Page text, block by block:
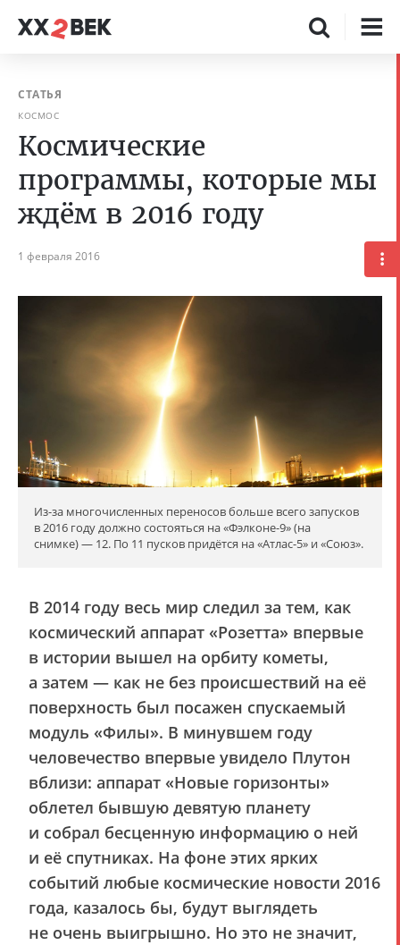
СТАТЬЯ
КОСМОС
Космические
программы, которые мы
ждём в 2016 году
1 февраля 2016
Из-за многочисленных переносов больше всего запусков
в 2016 году должно состояться на «Фэлконе-9» (на
снимке) — 12. По 11 пусков придётся на «Атлас-5» и «Союз».
В 2014 году весь мир следил за тем, как
космический аппарат «Розетта» впервые
в истории вышел на орбиту кометы,
а затем — как не без происшествий на её
поверхность был посажен спускаемый
модуль «Филы». В минувшем году
человечество впервые увидело Плутон
вблизи: аппарат «Новые горизонты»
облетел бывшую девятую планету
и собрал бесценную информацию о ней
и её спутниках. На фоне этих ярких
событий любые космические новости 2016
года, казалось бы, будут выглядеть
не очень выигрышно. Но это не значит,